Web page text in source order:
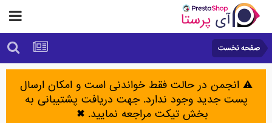
صفحه نخست
⚠️ انجمن در حالت فقط خواندنی است و امکان ارسال
پست جدید وجود ندارد. جهت دریافت پشتیبانی به
بخش تیکت مراجعه نمایید.✖